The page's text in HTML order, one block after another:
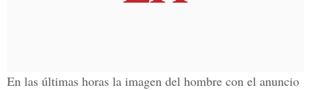
En las últimas horas la imagen del hombre con el anuncio